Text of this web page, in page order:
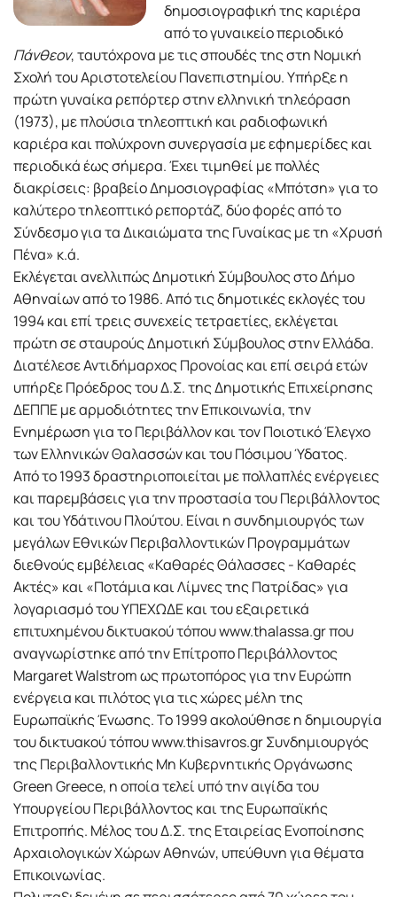
δημοσιογραφική της καριέρα
από το γυναικείο περιοδικό
Πάνθεον, ταυτόχρονα με τις σπουδές της στη Νομική
Σχολή του Αριστοτελείου Πανεπιστημίου. Υπήρξε η
πρώτη γυναίκα ρεπόρτερ στην ελληνική τηλεόραση
(1973), με πλούσια τηλεοπτική και ραδιοφωνική
καριέρα και πολύχρονη συνεργασία με εφημερίδες και
περιοδικά έως σήμερα. Έχει τιμηθεί με πολλές
διακρίσεις: βραβείο Δημοσιογραφίας «Μπότση» για το
καλύτερο τηλεοπτικό ρεπορτάζ, δύο φορές από το
Σύνδεσμο για τα Δικαιώματα της Γυναίκας με τη «Χρυσή
Πένα» κ.ά.
Εκλέγεται ανελλιπώς Δημοτική Σύμβουλος στο Δήμο
Αθηναίων από το 1986. Από τις δημοτικές εκλογές του
1994 και επί τρεις συνεχείς τετραετίες, εκλέγεται
πρώτη σε σταυρούς Δημοτική Σύμβουλος στην Ελλάδα.
Διατέλεσε Αντιδήμαρχος Προνοίας και επί σειρά ετών
υπήρξε Πρόεδρος του Δ.Σ. της Δημοτικής Επιχείρησης
ΔΕΠΠΕ με αρμοδιότητες την Επικοινωνία, την
Ενημέρωση για το Περιβάλλον και τον Ποιοτικό Έλεγχο
των Ελληνικών Θαλασσών και του Πόσιμου Ύδατος.
Από το 1993 δραστηριοποιείται με πολλαπλές ενέργειες
και παρεμβάσεις για την προστασία του Περιβάλλοντος
και του Υδάτινου Πλούτου. Είναι η συνδημιουργός των
μεγάλων Εθνικών Περιβαλλοντικών Προγραμμάτων
διεθνούς εμβέλειας «Καθαρές Θάλασσες - Καθαρές
Ακτές» και «Ποτάμια και Λίμνες της Πατρίδας» για
λογαριασμό του ΥΠΕΧΩΔΕ και του εξαιρετικά
επιτυχημένου δικτυακού τόπου www.thalassa.gr που
αναγνωρίστηκε από την Επίτροπο Περιβάλλοντος
Margaret Walstrom ως πρωτοπόρος για την Ευρώπη
ενέργεια και πιλότος για τις χώρες μέλη της
Ευρωπαϊκής Ένωσης. Το 1999 ακολούθησε η δημιουργία
του δικτυακού τόπου www.thisavros.gr Συνδημιουργός
της Περιβαλλοντικής Μη Κυβερνητικής Οργάνωσης
Green Greece, η οποία τελεί υπό την αιγίδα του
Υπουργείου Περιβάλλοντος και της Ευρωπαϊκής
Επιτροπής. Μέλος του Δ.Σ. της Εταιρείας Ενοποίησης
Αρχαιολογικών Χώρων Αθηνών, υπεύθυνη για θέματα
Επικοινωνίας.